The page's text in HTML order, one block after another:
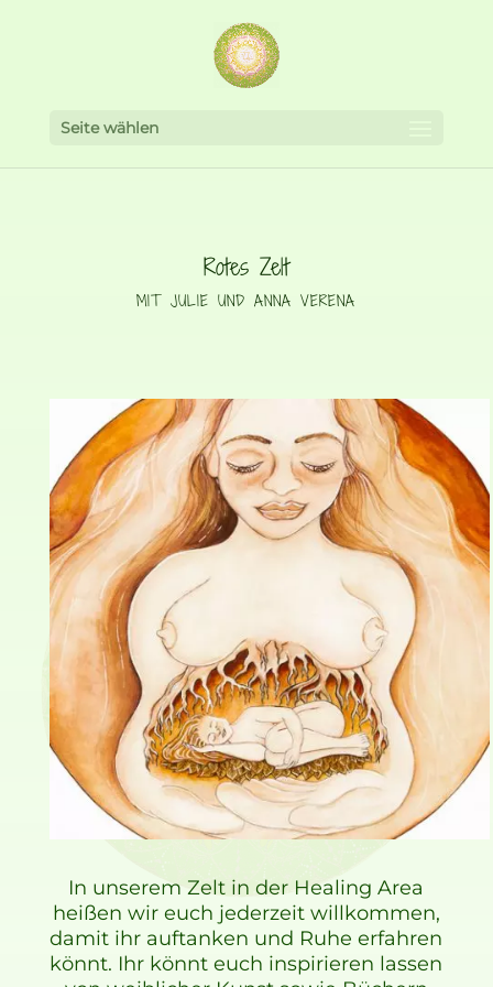
Seite wählen
Rotes Zelt
MIT JULIE UND ANNA VERENA
In unserem Zelt in der Healing Area
heißen wir euch jederzeit willkommen,
damit ihr auftanken und Ruhe erfahren
könnt. Ihr könnt euch inspirieren lassen